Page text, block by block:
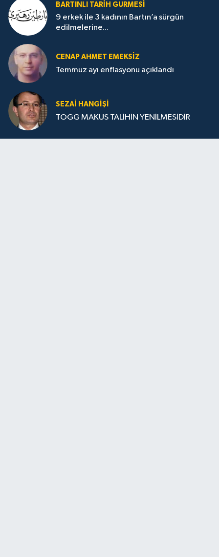
BARTINLI TARIH GURMESI
9 erkek ile 3 kadının Bartın’a sürgün
edilmelerine...
CENAP AHMET EMEKSİZ
Temmuz ayı enflasyonu açıklandı
SEZAI HANGİŞİ
TOGG MAKUS TALİHİN YENİLMESİDİR